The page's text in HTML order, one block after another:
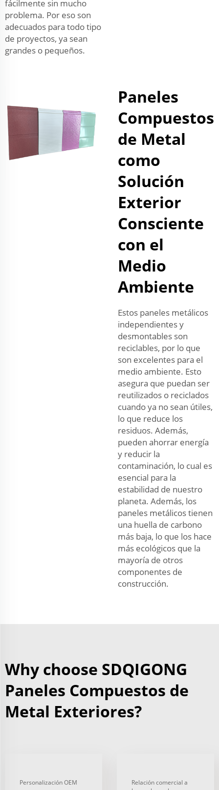
fácilmente sin mucho
problema. Por eso son
adecuados para todo tipo
de proyectos, ya sean
grandes o pequeños.
Paneles
Compuestos
de Metal
como
Solución
Exterior
Consciente
con el
Medio
Ambiente
Estos paneles metálicos
independientes y
desmontables son
reciclables, por lo que
son excelentes para el
medio ambiente. Esto
asegura que puedan ser
reutilizados o reciclados
cuando ya no sean útiles,
lo que reduce los
residuos. Además,
pueden ahorrar energía
y reducir la
contaminación, lo cual es
esencial para la
estabilidad de nuestro
planeta. Además, los
paneles metálicos tienen
una huella de carbono
más baja, lo que los hace
más ecológicos que la
mayoría de otros
componentes de
construcción.
Why choose SDQIGONG
Paneles Compuestos de
Metal Exteriores?
Personalización OEM
Relación comercial a